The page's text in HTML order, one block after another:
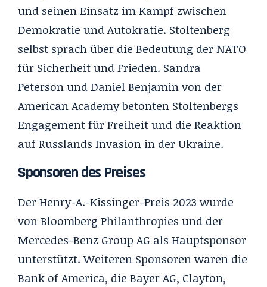
und seinen Einsatz im Kampf zwischen
Demokratie und Autokratie. Stoltenberg
selbst sprach über die Bedeutung der NATO
für Sicherheit und Frieden. Sandra
Peterson und Daniel Benjamin von der
American Academy betonten Stoltenbergs
Engagement für Freiheit und die Reaktion
auf Russlands Invasion in der Ukraine.
Sponsoren des Preises
Der Henry-A.-Kissinger-Preis 2023 wurde
von Bloomberg Philanthropies und der
Mercedes-Benz Group AG als Hauptsponsor
unterstützt. Weiteren Sponsoren waren die
Bank of America, die Bayer AG, Clayton,